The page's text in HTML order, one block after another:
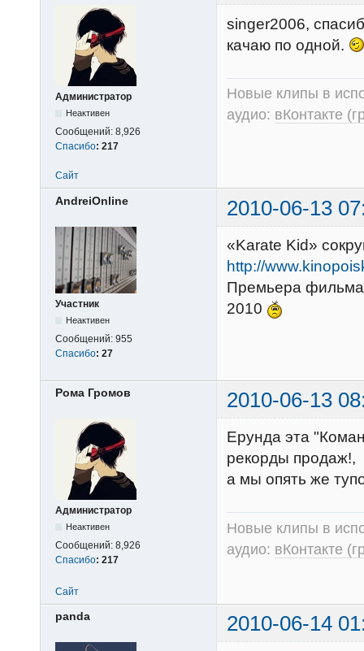
Администратор
Неактивен
Сообщений: 8,926
Спасибо: 217
singer2006,
качаю по одной.
Новые клипы в
аудио: вКонтакте
Сайт
AndreiOnline 2010-06-13
Участник
Неактивен
Сообщений: 955
Спасибо: 27
«Karate Kid»
http://
Премьера фильма
2010
Рома Громов 2010-06-13
Администратор
Неактивен
Сообщений: 8,926
Спасибо: 217
Ерунда эта
рекорды продаж!,
а мы опять же
Новые клипы в
аудио: вКонтакте
Сайт
panda 2010-06-14